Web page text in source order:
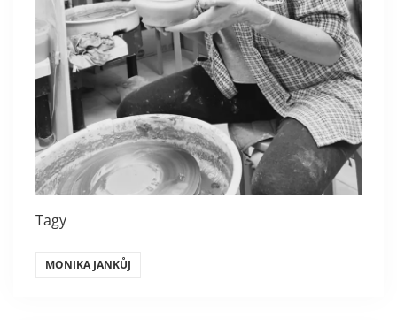
Tagy
MONIKA JANKŮJ